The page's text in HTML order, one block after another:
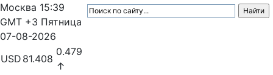
Москва 15:39
GMT +3 Пятница
07-08-2026
USD 81.408
0.479
↑